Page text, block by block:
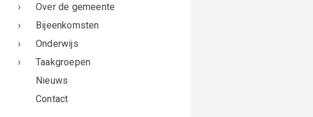
Over de gemeente
Bijeenkomsten
Onderwijs
Taakgroepen
Nieuws
Contact